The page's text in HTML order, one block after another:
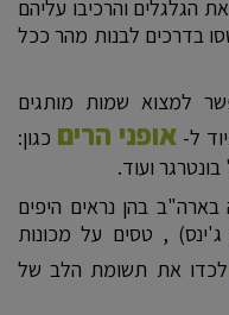
הגלגלים והרכיבו עליהם
בדרכים לבנות מהר ככל
למצוא שמות מותגים
ל- אופני הרים כגון:
ועוד.
בארה"ב בהן נראים היפים
, טסים על מכונות
לכדו את תשומת הלב של